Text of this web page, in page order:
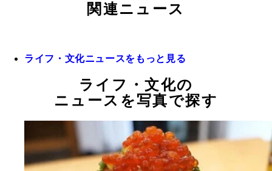
関連ニュース
ライフ・文化ニュースをもっと見る
ライフ・文化の
ニュースを写真で探す